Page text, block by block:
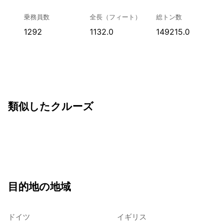
乗務員数
1292
全長（フィート）
1132.0
総トン数
149215.0
類似したクルーズ
目的地の地域
ドイツ イギリス